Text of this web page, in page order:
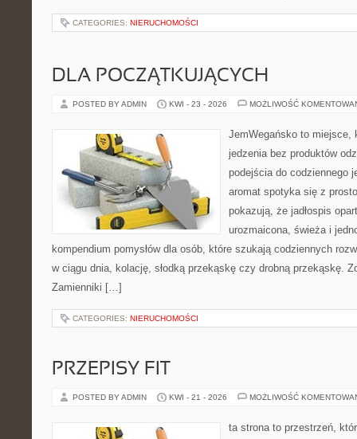
CATEGORIES: NIERUCHOMOŚCI
DLA POCZĄTKUJĄCYCH
POSTED BY ADMIN KWI - 23 - 2026 MOŻLIWOŚĆ
JemWegańsko to miejsce,
jedzenia bez produktów
podejścia do codziennego
aromat spotyka się z
pokazują, że jadłospis
urozmaicona, świeża i
kompendium pomysłów dla osób, które szukają codziennych
w ciągu dnia, kolację, słodką przekąskę czy drobną przekąskę.
Zamienniki […]
CATEGORIES: NIERUCHOMOŚCI
PRZEPISY FIT
POSTED BY ADMIN KWI - 21 - 2026 MOŻLIWOŚĆ
ta strona to przestrzeń,